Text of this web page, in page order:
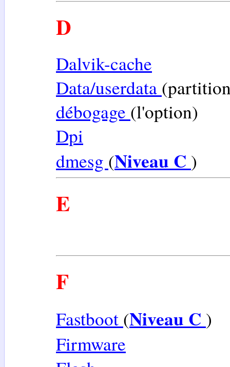
D
Dalvik-cache
Data/userdata
débogage (l'option)
Dpi
dmesg (Niveau C )
E
F
Fastboot (Niveau C )
Firmware